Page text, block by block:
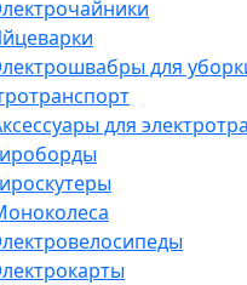
для
для